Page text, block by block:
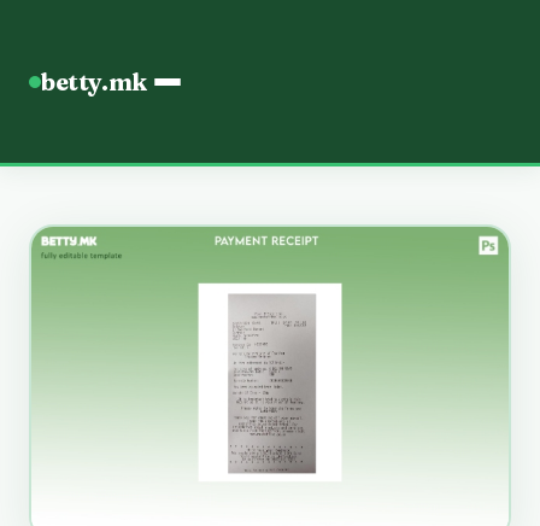
betty.mk